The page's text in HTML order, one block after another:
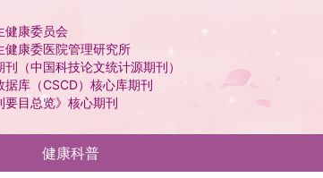
健康委员会
健康委医院管理研究所
（中国科技论文统计源期刊）
据库（CSCD）核心库期刊
要目总览》核心期刊
健康科普